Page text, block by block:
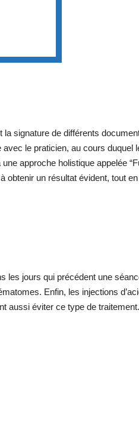
la signature de différents
le praticien, au cours
approche holistique appelée
un résultat évident, tout
les jours qui précédent une
Enfin, les injections
aussi éviter ce type de traitement.